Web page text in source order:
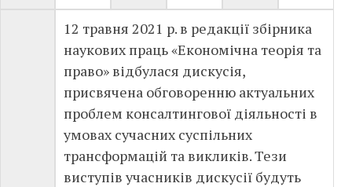
12 травня 2021 р. в редакції збірника
наукових праць «Економічна теорія та
право» відбулася дискусія,
присвячена обговоренню актуальних
проблем консалтингової діяльності в
умовах сучасних суспільних
трансформацій та викликів. Тези
виступів учасників дискусії будуть